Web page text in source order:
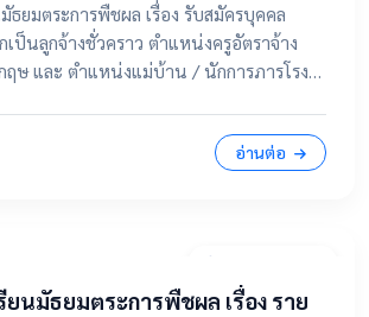
น / นักการภารโรง
ธยมตระการพืชผล เรื่อง รับสมัครบุคคล
เป็นลูกจ้างชั่วคราว ตำแหน่งครูอัตราจ้าง
ฤษ และ ตำแหน่งแม่บ้าน / นักการภารโรง
อ่านต่อ
ยนมัธยมตระการพืชผล เรื่อง ราย